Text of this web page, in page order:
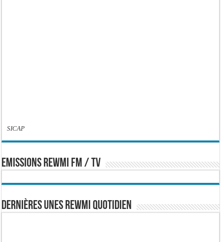
SICAP
EMISSIONS REWMI FM / TV
Dernières Unes Rewmi Quotidien